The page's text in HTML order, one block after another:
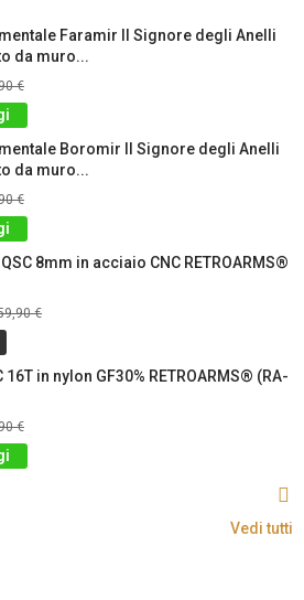
Faramir Il Signore degli Anelli
da muro...
€
Boromir Il Signore degli Anelli
da muro...
€
8mm in acciaio CNC RETROARMS®
€
16T in nylon GF30% RETROARMS® (RA-
€
Vedi tutti